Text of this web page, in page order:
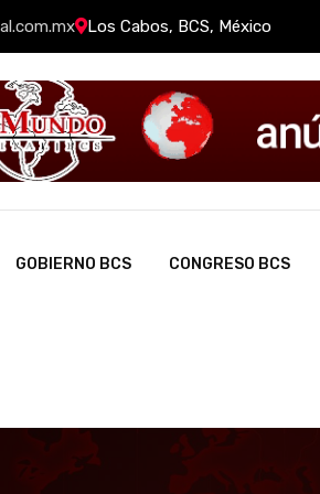
Los Cabos, BCS, México
GOBIERNO BCS CONGRESO BCS